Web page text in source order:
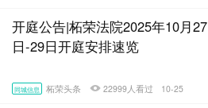
开庭公告|柘荣法院2025年10月27
日-29日开庭安排速览
同城信息 柘荣头条 22999人看过 10-25